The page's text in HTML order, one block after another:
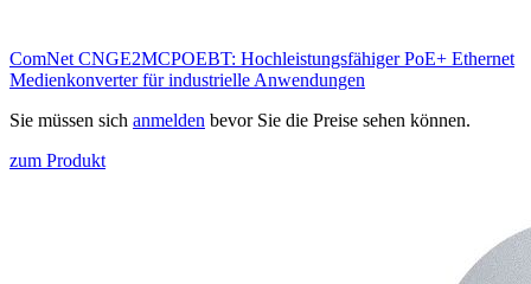
ComNet CNGE2MCPOEBT: Hochleistungsfähiger PoE+ Ethernet
Medienkonverter für industrielle Anwendungen
Sie müssen sich anmelden bevor Sie die Preise sehen können.
zum Produkt